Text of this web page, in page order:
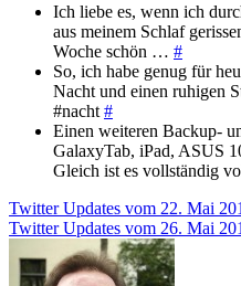
Ich liebe es, wenn ich
aus meinem Schlaf
Woche schön … #
So, ich habe genug für
Nacht und einen ruhigen
#nacht #
Einen weiteren Backup-
GalaxyTab, iPad, ASUS
Gleich ist es vollständig
Beitragsnavigation
Twitter Updates vom 22. Mai
Twitter Updates vom 26. Mai